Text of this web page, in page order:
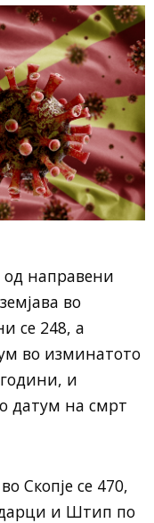
направени
во
се 248, а
во изминатото
и
датум на смрт
Скопје се 470,
и Штип по